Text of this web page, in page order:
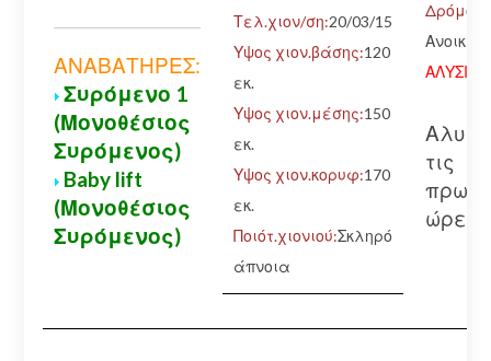
ΑΝΑΒΑΤΗΡΕΣ:
Συρόμενο 1
(Μονοθέσιος
Συρόμενος)
Baby lift
(Μονοθέσιος
Συρόμενος)
Τελ.χιον/ση:20/03/15
Υψος χιον.βάσης:120
εκ.
Υψος χιον.μέσης:150
εκ.
Υψος χιον.κορυφ:170
εκ.
Ποιότ.χιονιού:Σκληρό
άπνοια
Δρόμος:
τις
ώρες